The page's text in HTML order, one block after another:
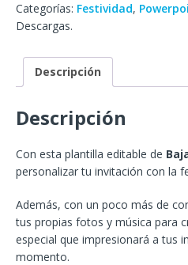
Categorías: Festividad,
Descargas.
Descripción
Descripción
Con esta plantilla editable de
personalizar tu invitación con la
Además, con un poco más de
tus propias fotos y música para
especial que impresionará a tus
momento.